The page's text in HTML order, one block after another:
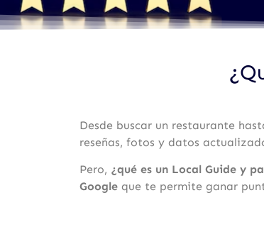
Desde buscar un restaurante
reseñas, fotos y datos
Pero, ¿qué es un Local Guide y
Google que te permite ganar